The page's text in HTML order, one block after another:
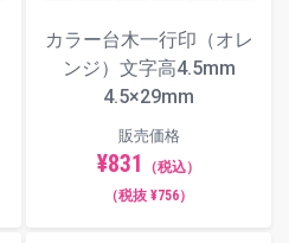
カラー台木一行印（オレ
ンジ）文字高4.5mm
4.5×29mm
販売価格
¥831
（税込）
（税抜 ¥756）